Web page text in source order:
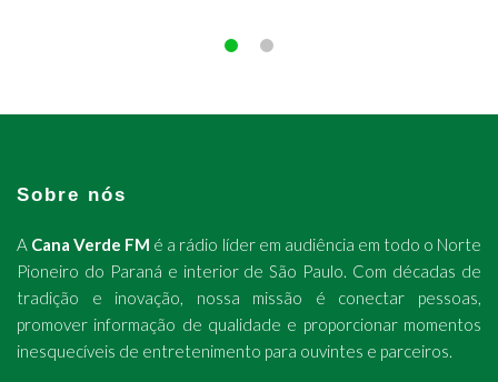
Sobre nós
A Cana Verde FM é a rádio líder em audiência em todo o Norte
Pioneiro do Paraná e interior de São Paulo. Com décadas de
tradição e inovação, nossa missão é conectar pessoas,
promover informação de qualidade e proporcionar momentos
inesquecíveis de entretenimento para ouvintes e parceiros.